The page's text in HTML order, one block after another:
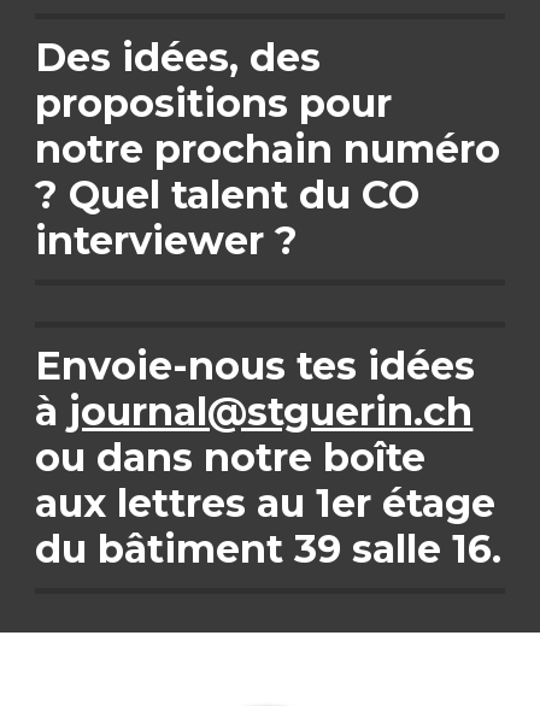
Des idées, des
propositions pour
notre prochain numéro
? Quel talent du CO
interviewer ?
Envoie-nous tes idées
à journal@stguerin.ch
ou dans notre boîte
aux lettres au 1er étage
du bâtiment 39 salle 16.